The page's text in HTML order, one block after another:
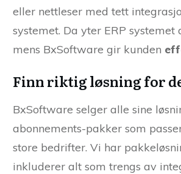
eller nettleser med tett
systemet. Da yter ERP systemet
mens BxSoftware gir kunden
Finn riktig løsning for
BxSoftware selger alle sine
abonnements-pakker som
store bedrifter. Vi har
inkluderer alt som trengs av